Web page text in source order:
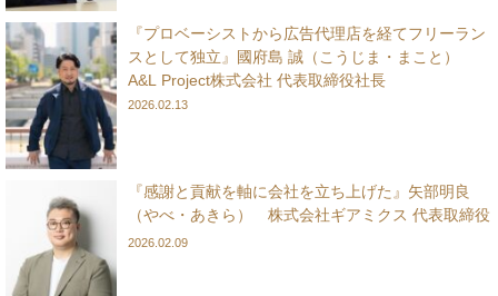
『プロベーシストから広告代理店を経てフリーラン
スとして独立』國府島 誠（こうじま・まこと）
A&L Project株式会社 代表取締役社長
2026.02.13
『感謝と貢献を軸に会社を立ち上げた』矢部明良
（やべ・あきら） 株式会社ギアミクス 代表取締役
2026.02.09